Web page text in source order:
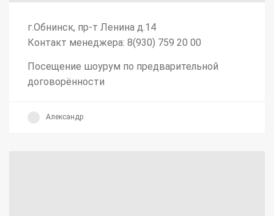
г.Обнинск, пр-т Ленина д.14
Контакт менеджера: 8(930) 759 20 00
Посещение шоурум по предварительной
договорённости
Александр